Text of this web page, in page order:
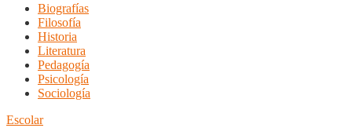
Biografías
Filosofía
Historia
Literatura
Pedagogía
Psicología
Sociología
Escolar